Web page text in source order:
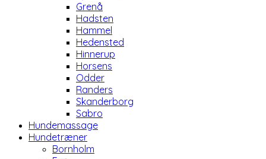
Grenå
Hadsten
Hammel
Hedensted
Hinnerup
Horsens
Odder
Randers
Skanderborg
Sabro
Hundemassage
Hundetræner
Bornholm